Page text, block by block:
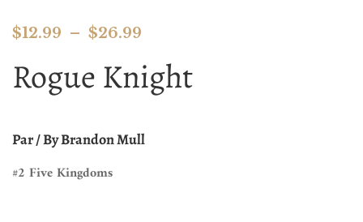
$12.99 – $26.99
Rogue Knight
Par / By Brandon Mull
#2 Five Kingdoms